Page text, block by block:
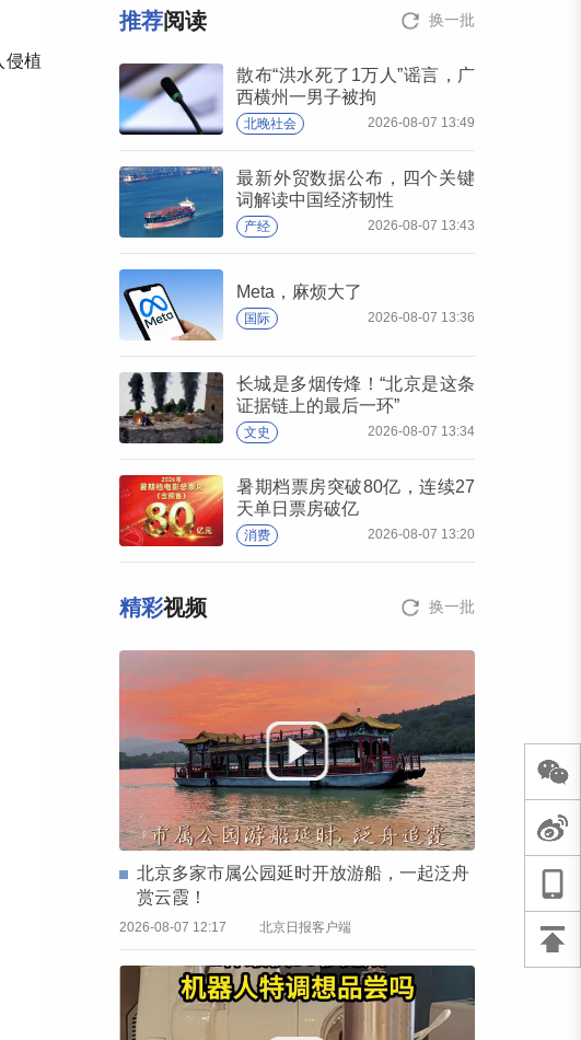
侵植
推荐阅读 换一批
散布“洪水死了1万人”谣言，广
西横州一男子被拘
北晚社会 2026-08-07 13:49
最新外贸数据公布，四个关键
词解读中国经济韧性
产经 2026-08-07 13:43
Meta，麻烦大了
国际 2026-08-07 13:36
长城是多烟传烽！“北京是这条
证据链上的最后一环”
文史 2026-08-07 13:34
暑期档票房突破80亿，连续27
天单日票房破亿
消费 2026-08-07 13:20
精彩视频 换一批
北京多家市属公园延时开放游船，一起泛舟
赏云霞！
2026-08-07 12:17 北京日报客户端